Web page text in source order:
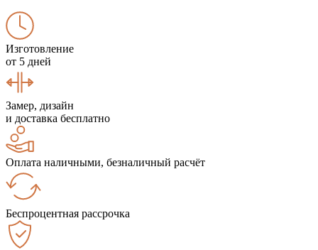
Изготовление
от 5 дней
Замер, дизайн
и доставка бесплатно
Оплата наличными, безналичный расчёт
Беспроцентная рассрочка